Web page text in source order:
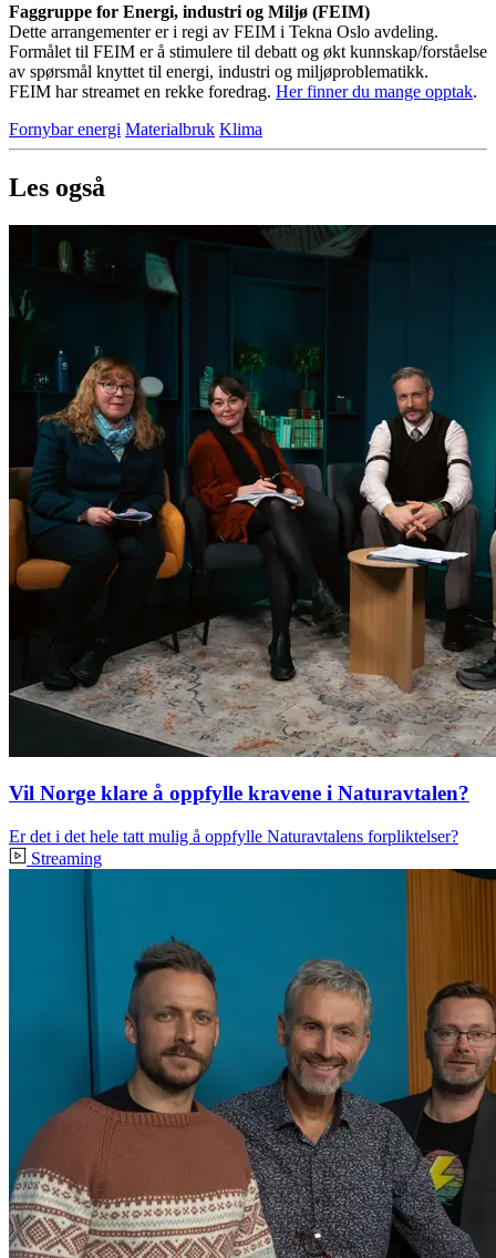
Faggruppe for Energi, industri og Miljø (FEIM)
Dette arrangementer er i regi av FEIM i Tekna Oslo avdeling.
Formålet til FEIM er å stimulere til debatt og økt kunnskap/forståelse
av spørsmål knyttet til energi, industri og miljøproblematikk.
FEIM har streamet en rekke foredrag. Her finner du mange opptak.
Fornybar energi Materialbruk Klima
Les også
Vil Norge klare å oppfylle kravene i Naturavtalen?
Er det i det hele tatt mulig å oppfylle Naturavtalens forpliktelser?
Streaming